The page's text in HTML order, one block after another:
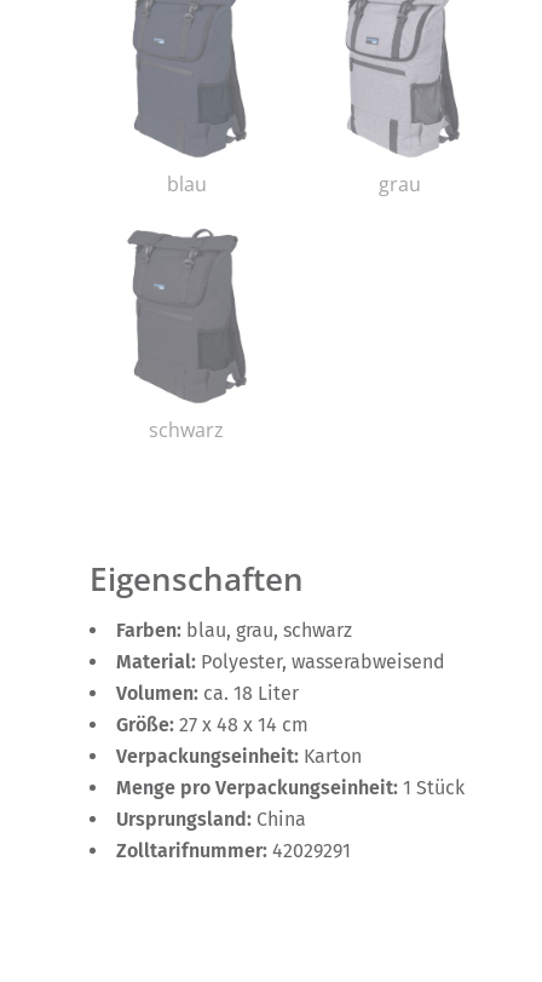
blau grau
schwarz
Eigenschaften
Farben: blau, grau, schwarz
Material: Polyester, wasserabweisend
Volumen: ca. 18 Liter
Größe: 27 x 48 x 14 cm
Verpackungseinheit: Karton
Menge pro Verpackungseinheit: 1 Stück
Ursprungsland: China
Zolltarifnummer: 42029291